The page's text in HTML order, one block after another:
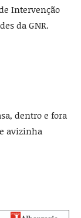
Intervenção
da GNR.
dentro e fora
avizinha